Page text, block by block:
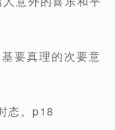
要真理的次要意
态。p18